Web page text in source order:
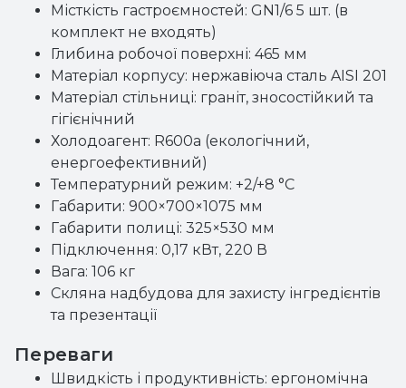
Місткість гастроємностей: GN1/6 5 шт. (в
комплект не входять)
Глибина робочої поверхні: 465 мм
Матеріал корпусу: нержавіюча сталь AISI 201
Матеріал стільниці: граніт, зносостійкий та
гігієнічний
Холодоагент: R600a (екологічний,
енергоефективний)
Температурний режим: +2/+8 °C
Габарити: 900×700×1075 мм
Габарити полиці: 325×530 мм
Підключення: 0,17 кВт, 220 В
Вага: 106 кг
Скляна надбудова для захисту інгредієнтів
та презентації
Переваги
Швидкість і продуктивність: ергономічна